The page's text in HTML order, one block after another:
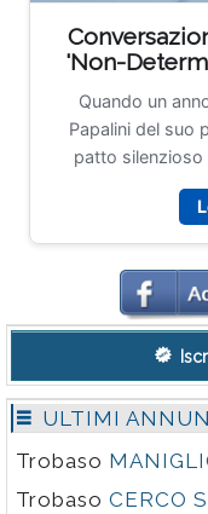
'Non-
Quando un
Papalini del suo
patto silenzioso
macchine
codice ha
che gli veniva
Development
Solutions in
London Stock
raccontato quel
sistemi dove
ULTIMI
Trobaso
Trobaso CERCO